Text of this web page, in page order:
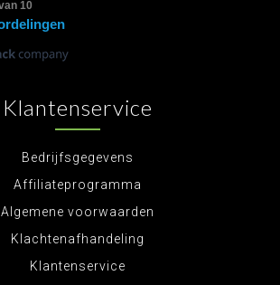
Klantenservice
Bedrijfsgegevens
Affiliateprogramma
Algemene voorwaarden
Klachtenafhandeling
Klantenservice